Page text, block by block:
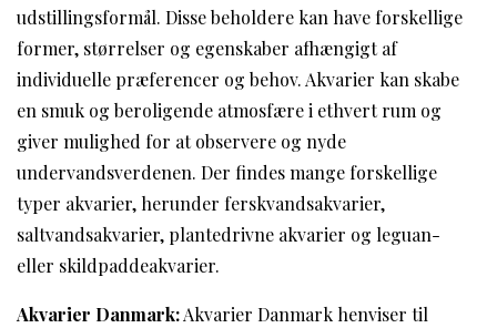
udstillingsformål. Disse beholdere kan have forskellige
former, størrelser og egenskaber afhængigt af
individuelle præferencer og behov. Akvarier kan skabe
en smuk og beroligende atmosfære i ethvert rum og
giver mulighed for at observere og nyde
undervandsverdenen. Der findes mange forskellige
typer akvarier, herunder ferskvandsakvarier,
saltvandsakvarier, plantedrivne akvarier og leguan-
eller skildpaddeakvarier.
Akvarier Danmark:Akvarier Danmark henviser til